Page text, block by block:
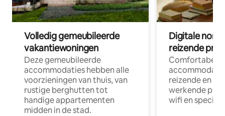
Volledig gemeubileerde
vakantiewoningen
Deze gemeubileerde
accommodaties hebben alle
voorzieningen van thuis, van
rustige berghutten tot
handige appartementen
midden in de stad.
Digitale
reizende
Comfortabele
reizende en
werkende
wifi en